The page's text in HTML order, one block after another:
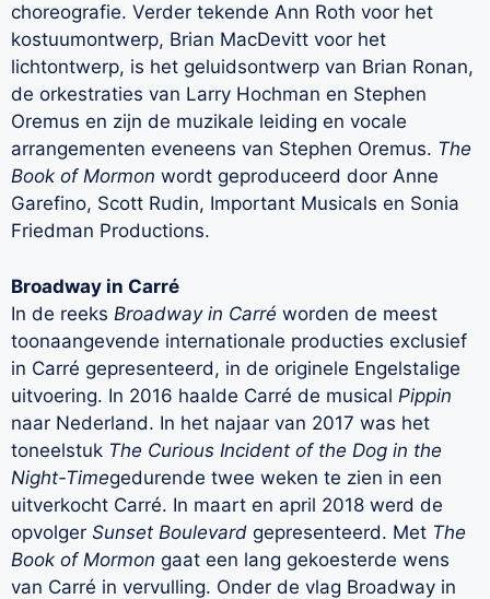
choreografie. Verder tekende Ann Roth voor het
kostuumontwerp, Brian MacDevitt voor het
lichtontwerp, is het geluidsontwerp van Brian Ronan,
de orkestraties van Larry Hochman en Stephen
Oremus en zijn de muzikale leiding en vocale
arrangementen eveneens van Stephen Oremus. The
Book of Mormon wordt geproduceerd door Anne
Garefino, Scott Rudin, Important Musicals en Sonia
Friedman Productions.
Broadway in Carré
In de reeks Broadway in Carré worden de meest
toonaangevende internationale producties exclusief
in Carré gepresenteerd, in de originele Engelstalige
uitvoering. In 2016 haalde Carré de musical Pippin
naar Nederland. In het najaar van 2017 was het
toneelstuk The Curious Incident of the Dog in the
Night-Timegedurende twee weken te zien in een
uitverkocht Carré. In maart en april 2018 werd de
opvolger Sunset Boulevard gepresenteerd. Met The
Book of Mormon gaat een lang gekoesterde wens
van Carré in vervulling. Onder de vlag Broadway in